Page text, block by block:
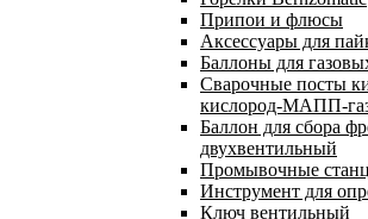
Припои и флюсы
Аксессуары для
Баллоны для
Сварочные посты
кислород-МАПП-
Баллон для сбора
двухвентильный
Промывочные
Инструмент для
Ключ вентильный